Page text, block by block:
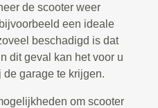
de scooter weer
een ideale
beschadigd is dat
dit geval kan het voor u
de garage te krijgen.
om scooter